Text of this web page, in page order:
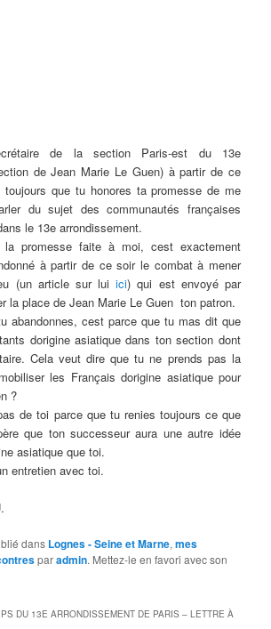
de la section Paris-est du 13e
de Jean Marie Le Guen) à partir de ce
toujours que tu honores ta promesse de me
du sujet des communautés françaises
le 13e arrondissement.
promesse faite à moi, cest exactement
à partir de ce soir le combat à mener
(un article sur luiici) qui est envoyé par
la place de Jean Marie Le Guen  ton patron.
abandonnes, cest parce que tu mas dit que
dorigine asiatique dans ton section dont
Cela veut dire que tu ne prends pas la
les Français dorigine asiatique pour
?
de toi parce que tu renies toujours ce que
que ton successeur aura une autre idée
asiatique que toi.
entretien avec toi.
dans Lognes - Seine et Marne,mes
paradmin. Mettez-le en favori avec son
PS DU 13E ARRONDISSEMENT DE PARIS – LETTRE À